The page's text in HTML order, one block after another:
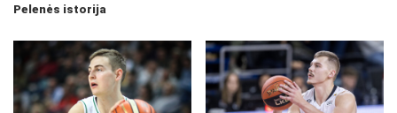
Pelenės istorija